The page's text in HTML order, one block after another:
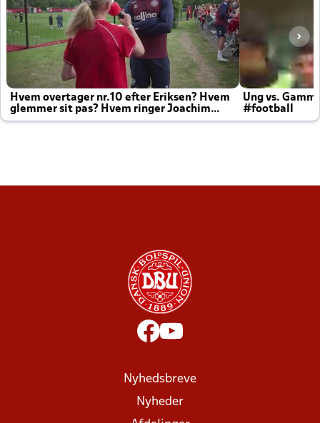
Hvem overtager nr.10 efter Eriksen? Hvem
glemmer sit pas? Hvem ringer Joachim
altid til efter kampe?
Ung vs.
#football
Nyhedsbreve
Nyheder